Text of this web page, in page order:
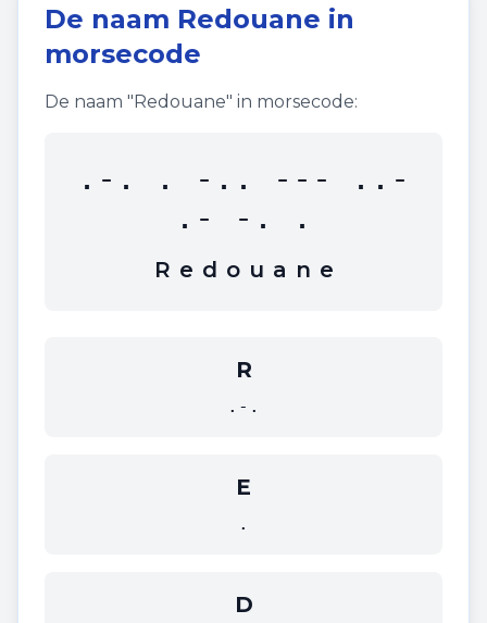
De naam Redouane in
morsecode
De naam "Redouane" in morsecode:
.-. . -.. --- ..-
.- -. .
R e d o u a n e
R
.-.
E
.
D